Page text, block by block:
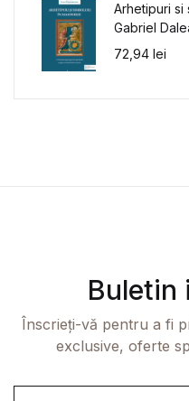
Arhetipuri si
Gabriel
72,94 lei
Buletin
Înscrieți-vă pentru a fi
exclusive, oferte